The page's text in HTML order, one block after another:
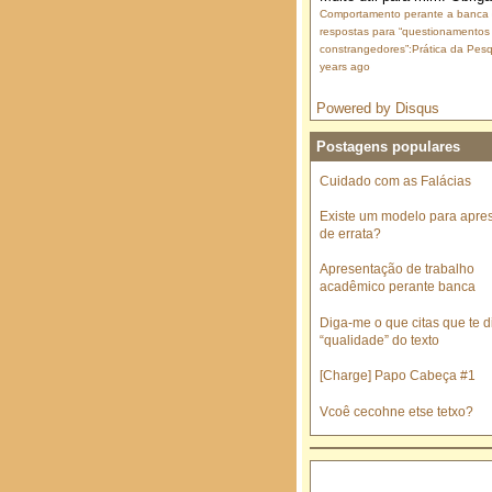
Comportamento perante a banca
respostas para “questionamentos
constrangedores”:Prática da
years ago
Powered by Disqus
Postagens populares
Cuidado com as Falácias
Existe um modelo para
de errata?
Apresentação de trabalho
acadêmico perante banca
Diga-me o que citas que te
“qualidade” do texto
[Charge] Papo Cabeça #1
Vcoê cecohne etse tetxo?